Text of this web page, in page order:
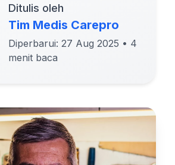
Ditulis oleh
Tim Medis Carepro
Diperbarui: 27 Aug 2025 • 4
menit baca